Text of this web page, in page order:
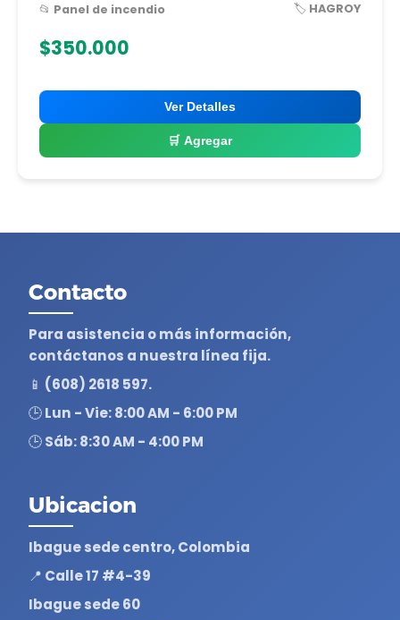
📂 Panel de incendio 🏷️ HAGROY
$350.000
Ver Detalles
🛒 Agregar
Contacto
Para asistencia o más información,
contáctanos a nuestra línea fija.
📱 (608) 2618 597.
🕒 Lun - Vie: 8:00 AM - 6:00 PM
🕒 Sáb: 8:30 AM - 4:00 PM
Ubicacion
Ibague sede centro, Colombia
📍 Calle 17 #4-39
Ibague sede 60